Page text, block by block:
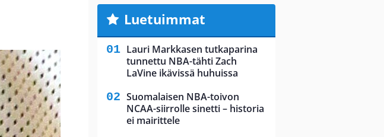
Luetuimmat
Lauri Markkasen tutkaparina
tunnettu NBA-tähti Zach
LaVine ikävissä huhuissa
Suomalaisen NBA-toivon
NCAA-siirrolle sinetti – historia
ei mairittele